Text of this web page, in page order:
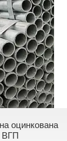
оцинкована
ВГП